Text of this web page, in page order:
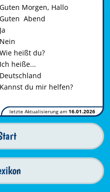
Guten Morgen, Hallo
Guten Abend
Ja
Nein
Wie heißt du?
Ich heiße...
Deutschland
Kannst du mir helfen?
letzte Aktualisierung am 16.01.2026